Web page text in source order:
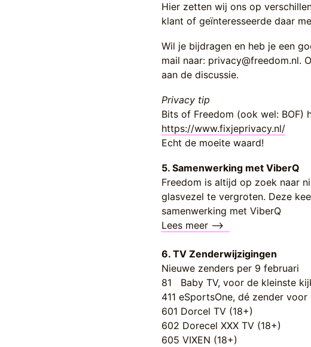
Hier zetten wij ons op
klant of geïnteresseerde daar
Wil je bijdragen en heb je een
mail naar: privacy@freedom.nl.
aan de discussie.
Privacy tip
Bits of Freedom (ook wel: BOF)
https://www.fixjeprivacy.nl/
Echt de moeite waard! ­
5. Samenwerking met ViberQ
Freedom is altijd op zoek naar
glasvezel te vergroten. Deze
samenwerking met ViberQ
Lees meer -->
6. TV Zenderwijzigingen
Nieuwe zenders per 9 februari
81 Baby TV, voor de kleinste
411 eSportsOne, dé zender
601 Dorcel TV (18+)
602 Dorecel XXX TV (18+)
605 VIXEN (18+)